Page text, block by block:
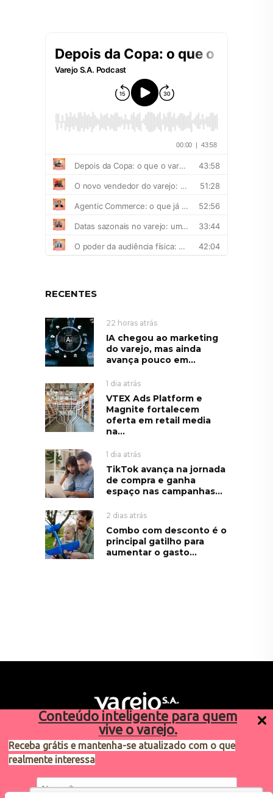
Conteúdo inteligente para quem
vive o varejo.
Receba grátis e mantenha-se atualizado com o que
realmente interessa
RECENTES
22 horas atrás
IA chegou ao marketing
do varejo, mas ainda
avança pouco em...
1 dia atrás
VTEX Ads Platform e
Magnite fortalecem
oferta em retail media
na...
1 dia atrás
TikTok avança na jornada
de compra e ganha
espaço nas campanhas...
2 dias atrás
Combo com desconto é o
principal gatilho para
aumentar o gasto...
Sugestões de pauta
varejosa@cndl.org.br